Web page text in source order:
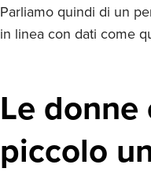
Parliamo quindi di un
in linea con dati come
Le
piccolo